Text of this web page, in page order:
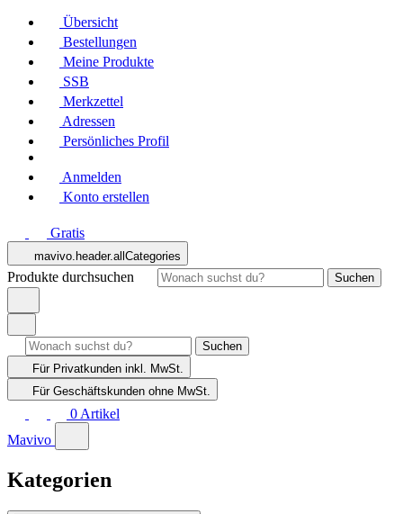
Übersicht
Bestellungen
Meine Produkte
SSB
Merkzettel
Adressen
Persönliches Profil
Anmelden
Konto erstellen
Gratis
mavivo.header.allCategories
Produkte durchsuchen Suchen
Suchen
Für Privatkunden inkl. MwSt.
Für Geschäftskunden ohne MwSt.
0 Artikel
Mavivo
Kategorien